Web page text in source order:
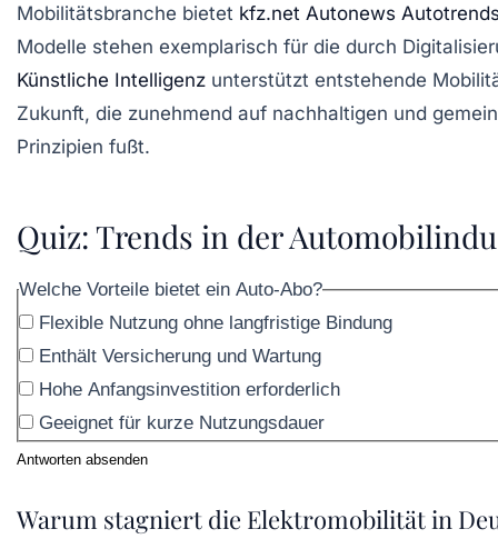
Mobilitätsbranche bietet kfz.net Autonews
Modelle stehen exemplarisch für die durch
Künstliche Intelligenz unterstützt entstehende
Zukunft, die zunehmend auf nachhaltigen und
Prinzipien fußt.
Quiz: Trends in der
Welche Vorteile bietet ein Auto-Abo?
Flexible Nutzung ohne langfristige Bindung
Enthält Versicherung und Wartung
Hohe Anfangsinvestition erforderlich
Geeignet für kurze Nutzungsdauer
Antworten absenden
Warum stagniert die Elektromobilität in